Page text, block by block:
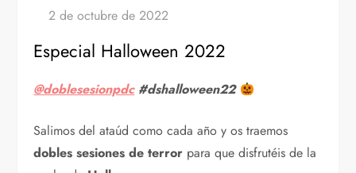
Especial Halloween 2022
@doblesesionpdc#dshalloween22
Salimos del ataúd como cada año y os traemos
dobles sesiones de terror para que disfrutéis de la